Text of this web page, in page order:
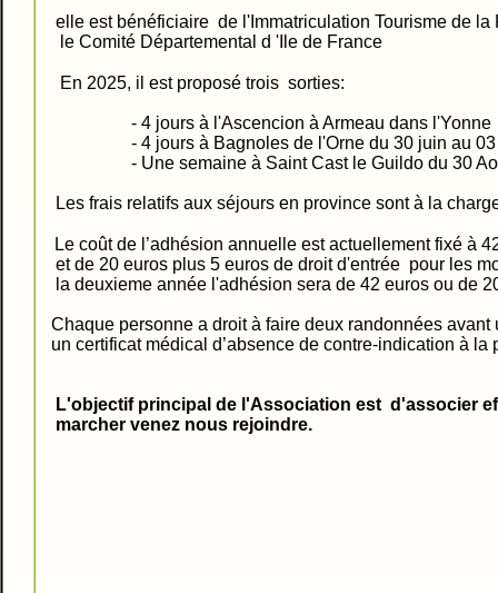
elle est bénéficiaire de l'Immatriculation Tourisme de
le Comité Départemental d 'Ile de France
En 2025, il est proposé trois sorties:
- 4 jours à l'Ascencion à Armeau dans l'Yonne
- 4 jours à Bagnoles de l'Orne du 30 juin au 03
- Une semaine à Saint Cast le Guildo du 30 Août
Les frais relatifs aux séjours en province sont à la
Le coût de l’adhésion annuelle est actuellement fixé à
et de 20 euros plus 5 euros de droit d'entrée pour les
la deuxieme année l'adhésion sera de 42 euros ou de
Chaque personne a droit à faire deux randonnées
un certificat médical d’absence de contre-indication à
L'objectif principal de l'Association est d'associer
marcher venez nous rejoindre.